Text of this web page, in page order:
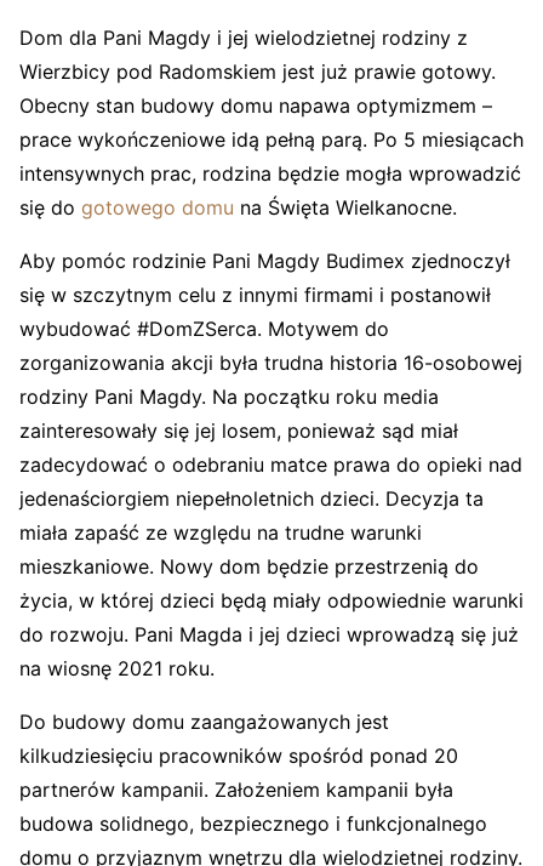
Dom dla Pani Magdy i jej wielodzietnej rodziny z
Wierzbicy pod Radomskiem jest już prawie gotowy.
Obecny stan budowy domu napawa optymizmem –
prace wykończeniowe idą pełną parą. Po 5 miesiącach
intensywnych prac, rodzina będzie mogła wprowadzić
się do gotowego domu na Święta Wielkanocne.
Aby pomóc rodzinie Pani Magdy Budimex zjednoczył
się w szczytnym celu z innymi firmami i postanowił
wybudować #DomZSerca. Motywem do
zorganizowania akcji była trudna historia 16-osobowej
rodziny Pani Magdy. Na początku roku media
zainteresowały się jej losem, ponieważ sąd miał
zadecydować o odebraniu matce prawa do opieki nad
jedenaściorgiem niepełnoletnich dzieci. Decyzja ta
miała zapaść ze względu na trudne warunki
mieszkaniowe. Nowy dom będzie przestrzenią do
życia, w której dzieci będą miały odpowiednie warunki
do rozwoju. Pani Magda i jej dzieci wprowadzą się już
na wiosnę 2021 roku.
Do budowy domu zaangażowanych jest
kilkudziesięciu pracowników spośród ponad 20
partnerów kampanii. Założeniem kampanii była
budowa solidnego, bezpiecznego i funkcjonalnego
domu o przyjaznym wnętrzu dla wielodzietnej rodziny.